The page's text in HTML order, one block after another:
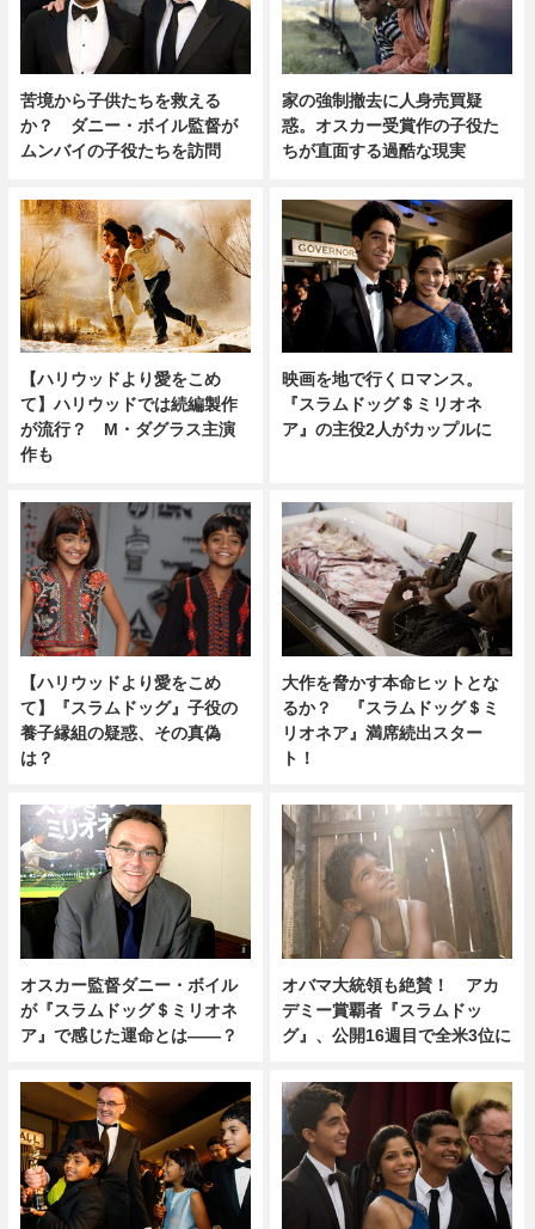
苦境から子供たちを救える
か？ ダニー・ボイル監督が
ムンバイの子役たちを訪問
家の強制撤去に人身売買疑
惑。オスカー受賞作の子役た
ちが直面する過酷な現実
【ハリウッドより愛をこめ
て】ハリウッドでは続編製作
が流行？ M・ダグラス主演
作も
映画を地で行くロマンス。
『スラムドッグ＄ミリオネ
ア』の主役2人がカップルに
【ハリウッドより愛をこめ
て】『スラムドッグ』子役の
養子縁組の疑惑、その真偽
は？
大作を脅かす本命ヒットとな
るか？ 『スラムドッグ＄ミ
リオネア』満席続出スター
ト！
オスカー監督ダニー・ボイル
が『スラムドッグ＄ミリオネ
ア』で感じた運命とは——？
オバマ大統領も絶賛！ アカ
デミー賞覇者『スラムドッ
グ』、公開16週目で全米3位に